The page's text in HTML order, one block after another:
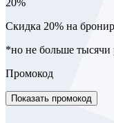
​Скидка 20% на
*но не больше тысячи
Промокод
Показать промокод